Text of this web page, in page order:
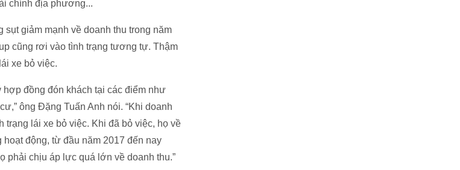
chính địa phương...
giảm mạnh về doanh thu trong năm
cũng rơi vào tình trạng tương tự. Thậm
xe bỏ việc.
hợp đồng đón khách tại các điểm như
ông Đặng Tuấn Anh nói. “Khi doanh
trạng lái xe bỏ việc. Khi đã bỏ việc, họ về
động, từ đầu năm 2017 đến nay
phải chịu áp lực quá lớn về doanh thu.”